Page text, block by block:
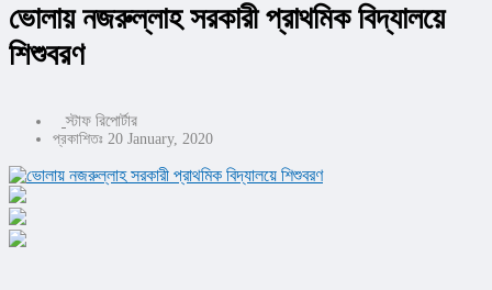
ভোলায় নজরুল্লাহ সরকারী প্রাথমিক বিদ্যালয়ে
শিশুবরণ
স্টাফ রিপোর্টার
প্রকাশিতঃ 20 January, 2020